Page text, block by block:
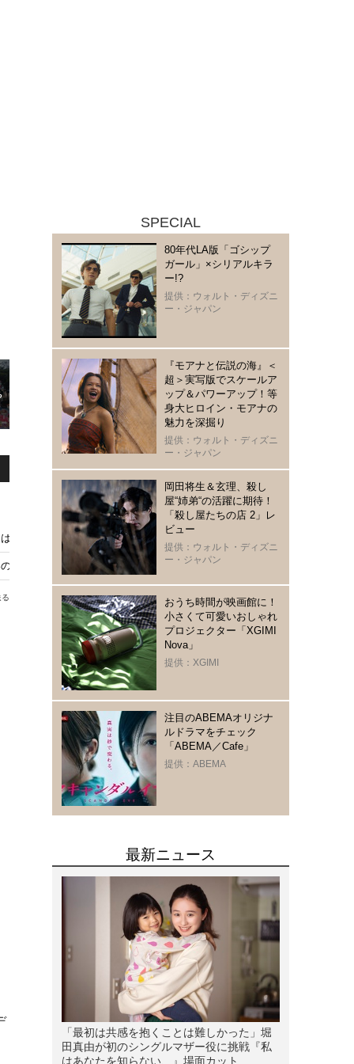
春のミラコスタ限定メニューで
祭典「ディズニー・イースター」盛大に開幕
SPECIAL
80年代LA版「ゴシップ
ガール」×シリアルキラ
ー!?
提供：ウォルト・ディズニ
ー・ジャパン
『モアナと伝説の海』＜
超＞実写版でスケールア
ップ＆パワーアップ！等
身大ヒロイン・モアナの
魅力を深掘り
提供：ウォルト・ディズニ
ー・ジャパン
岡田将生＆玄理、殺し
屋“姉弟“の活躍に期待！
「殺し屋たちの店 2」レ
ビュー
提供：ウォルト・ディズニ
ー・ジャパン
おうち時間が映画館に！
小さくて可愛いおしゃれ
プロジェクター「XGIMI
Nova」
提供：XGIMI
注目のABEMAオリジナ
ルドラマをチェック
「ABEMA／Cafe」
提供：ABEMA